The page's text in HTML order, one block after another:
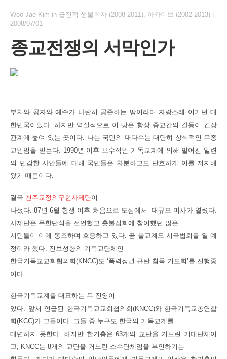
Woo Jae Kim in 급진적 생물학자 (2008-2011), 아카이브 (2002-2013)
2008/07/01
종교전쟁의 서막인가
부처와 공자와 예수가 나란히 공존하는 땅이라며 자랑스레 여기던 대
한민국이었다. 하지만 역설적으로 이 땅은 항상 종교간의 갈등이 긴장
관계에 놓여 있는 곳이다. 나는 국민의 대다수는 대단히 상식적인 무종
교인임을 믿는다. 1990년 이후 보수적인 기독교계에 의해 벌어진 일련
의 민감한 사안들에 대해 국민들은 차분하고도 단호하게 이를 저지해
왔기 때문이다.
결국 천주교정의구현사제단이
나섰다. 87년 6월 항쟁 이후 처음으로 도심에서 대규모 미사가 열렸다.
사제단은 무한단식을 선언했고 촛불집회에 참여했던 많은
시민들이 이에 동조하며 호응하고 있다. 곧 불교계도 시국법회를 열 예
정이라 했다. 진보성향의 기독교단체인
한국기독교교회협의회(KNCC)도 ‘폭력정권 규탄 침묵 기도회’를 진행중
이다.
한국기독교계를 대표하는 두 진영이
있다. 앞서 언급된 한국기독교교회협의회(KNCC)와 한국기독교총연합
회(KCC)가 그들이다. 그들 중 누구도 한국의 기독교계를
대변하지 못한다. 하지만 한기총은 63개의 교단을 거느린 거대단체이
고, KNCC는 8개의 교단을 거느린 소수단체임을 부인하기는